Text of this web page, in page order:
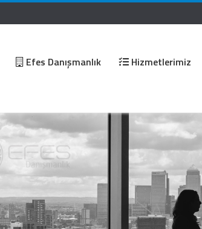
Efes Danışmanlık Hizmetlerimiz